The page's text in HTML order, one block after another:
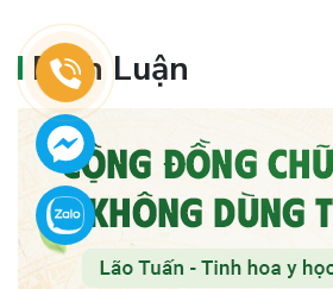
Bình Luận